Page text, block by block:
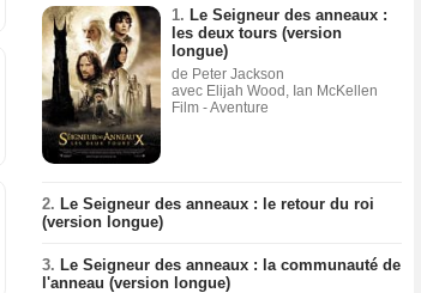
1. Le Seigneur des anneaux :
les deux tours (version
longue)
de Peter Jackson
avec Elijah Wood, Ian McKellen
Film - Aventure
2. Le Seigneur des anneaux : le retour du roi
(version longue)
3. Le Seigneur des anneaux : la communauté de
l'anneau (version longue)